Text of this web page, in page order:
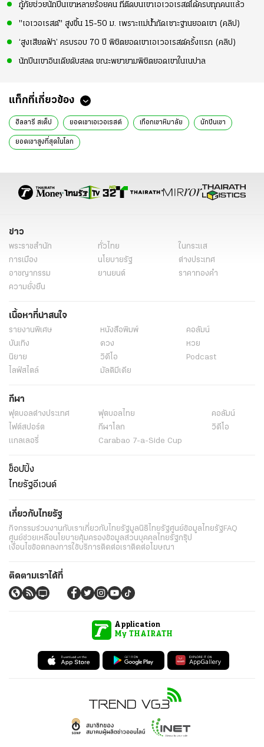
กู้ภัยช่วยนักปีนเขาหลายร้อยคน ที่ติดบนเขาเอเวอเรสต์ได้ครบทุกคนแล้ว
"เอเวอเรสต์" สูงขึ้น 15-50 ม. เพราะแม่น้ำกัดเซาะฐานยอดเขา (คลิป)
‘สูงเสียดฟ้า’ ครบรอบ 70 ปี พิชิตยอดเขาเอเวอเรสต์ครั้งแรก (คลิป)
นักปีนเขาอินเดียดับสลด ขณะพยายามพิชิตยอดเขาในเนปาล
แท็กที่เกี่ยวข้อง
ฮิลลารี สเต็ป ยอดเขาเอเวอเรสต์ เทือกเขาหิมาลัย นักปีนเขา
ยอดเขาสูงที่สุดในโลก
ข่าว
พระราชสำนัก ทั่วไทย
ในกระแส
การเมือง
นโยบายรัฐ
ต่างประเทศ
อาชญากรรม
ยานยนต์
ราคาทองคำ
ความยั่งยืน
เนื้อหาที่น่าสนใจ
รายงานพิเศษ หนังสือพิมพ์
คอลัมน์
บันเทิง
ดวง
หวย
นิยาย
วิดีโอ
Podcast
ไลฟ์สไตล์
มัลติมีเดีย
กีฬา
ฟุตบอลต่่างประเทศ ฟุตบอลไทย
คอลัมน์
ไฟต์สปอร์ต
กีฬาโลก
วิดีโอ
แกลเลอรี่
Carabao 7-a-Side Cup
ช็อปปิ้ง
ไทยรัฐอีเวนต์
เกี่ยวกับไทยรัฐ
กิจกรรมร่วมงานกับเราเกี่ยวกับไทยรัฐมูลนิธิไทยรัฐศูนย์ข้อมูลไทยรัฐ FAQ
ศูนย์ช่วยเหลือนโยบายคุ้มครองข้อมูลส่วนบุคคลไทยรัฐกรุ๊ป
เงื่อนไขข้อตกลงการใช้บริการติดต่อเราติดต่อโฆษณา
ติดตามเราได้ที่
Application
My THAIRATH